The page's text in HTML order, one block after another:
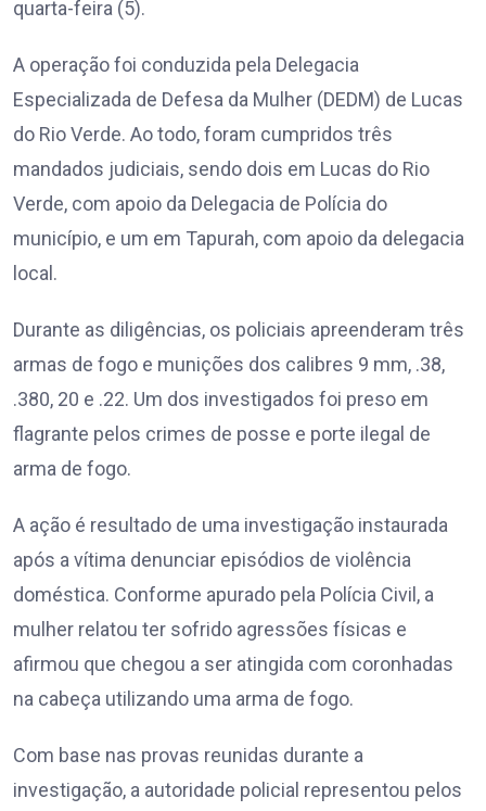
quarta-feira (5).
A operação foi conduzida pela Delegacia
Especializada de Defesa da Mulher (DEDM) de Lucas
do Rio Verde. Ao todo, foram cumpridos três
mandados judiciais, sendo dois em Lucas do Rio
Verde, com apoio da Delegacia de Polícia do
município, e um em Tapurah, com apoio da delegacia
local.
Durante as diligências, os policiais apreenderam três
armas de fogo e munições dos calibres 9 mm, .38,
.380, 20 e .22. Um dos investigados foi preso em
flagrante pelos crimes de posse e porte ilegal de
arma de fogo.
A ação é resultado de uma investigação instaurada
após a vítima denunciar episódios de violência
doméstica. Conforme apurado pela Polícia Civil, a
mulher relatou ter sofrido agressões físicas e
afirmou que chegou a ser atingida com coronhadas
na cabeça utilizando uma arma de fogo.
Com base nas provas reunidas durante a
investigação, a autoridade policial representou pelos